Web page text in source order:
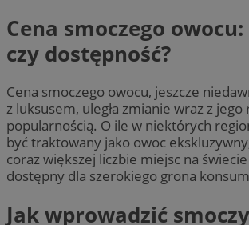
Cena smoczego
czy dostępność?
Cena smoczego owocu, jeszcze
z luksusem, uległa zmianie wraz z jego
popularnością. O ile w niektórych
być traktowany jako owoc
coraz większej liczbie miejsc na
dostępny dla szerokiego grona
Jak wprowadzić